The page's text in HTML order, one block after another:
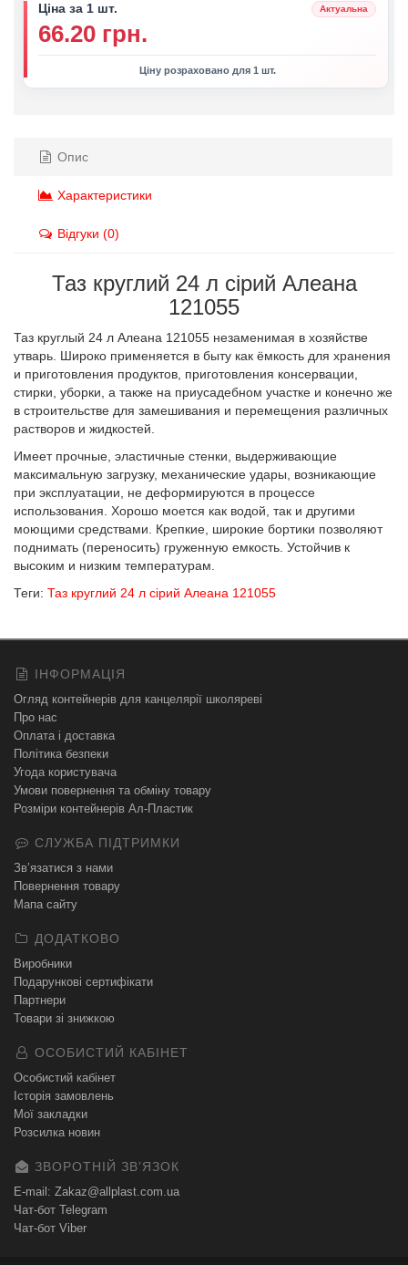
Ціна за 1 шт. Актуальна
66.20 грн.
Ціну розраховано для 1 шт.
Опис
Характеристики
Відгуки (0)
Таз круглий 24 л сірий Алеана
121055
Таз круглый 24 л Алеана 121055 незаменимая в хозяйстве
утварь. Широко применяется в быту как ёмкость для хранения
и приготовления продуктов, приготовления консервации,
стирки, уборки, а также на приусадебном участке и конечно же
в строительстве для замешивания и перемещения различных
растворов и жидкостей.
Имеет прочные, эластичные стенки, выдерживающие
максимальную загрузку, механические удары, возникающие
при эксплуатации, не деформируются в процессе
использования. Хорошо моется как водой, так и другими
моющими средствами. Крепкие, широкие бортики позволяют
поднимать (переносить) груженную емкость. Устойчив к
высоким и низким температурам.
Теги: Таз круглий 24 л сірий Алеана 121055
ІНФОРМАЦІЯ
Огляд контейнерів для канцелярії школяреві
Про нас
Оплата і доставка
Політика безпеки
Угода користувача
Умови повернення та обміну товару
Розміри контейнерів Ал-Пластик
СЛУЖБА ПІДТРИМКИ
Зв’язатися з нами
Повернення товару
Мапа сайту
ДОДАТКОВО
Виробники
Подарункові сертифікати
Партнери
Товари зі знижкою
ОСОБИСТИЙ КАБІНЕТ
Особистий кабінет
Історія замовлень
Мої закладки
Розсилка новин
ЗВОРОТНІЙ ЗВʼЯЗОК
E-mail: Zakaz@allplast.com.ua
Чат-бот Telegram
Чат-бот Viber